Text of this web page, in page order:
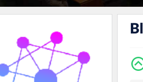
021-22021030
021-22021040
@alireza.mehrabii
@alirezamehrabi_com
@alirezamehrabi_official